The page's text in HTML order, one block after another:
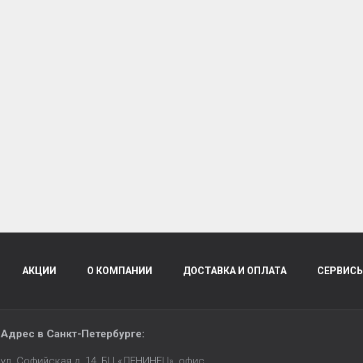
АКЦИИ О КОМПАНИИ ДОСТАВКА И ОПЛАТА СЕРВИСЫ
Адрес в Санкт-Петербурге: